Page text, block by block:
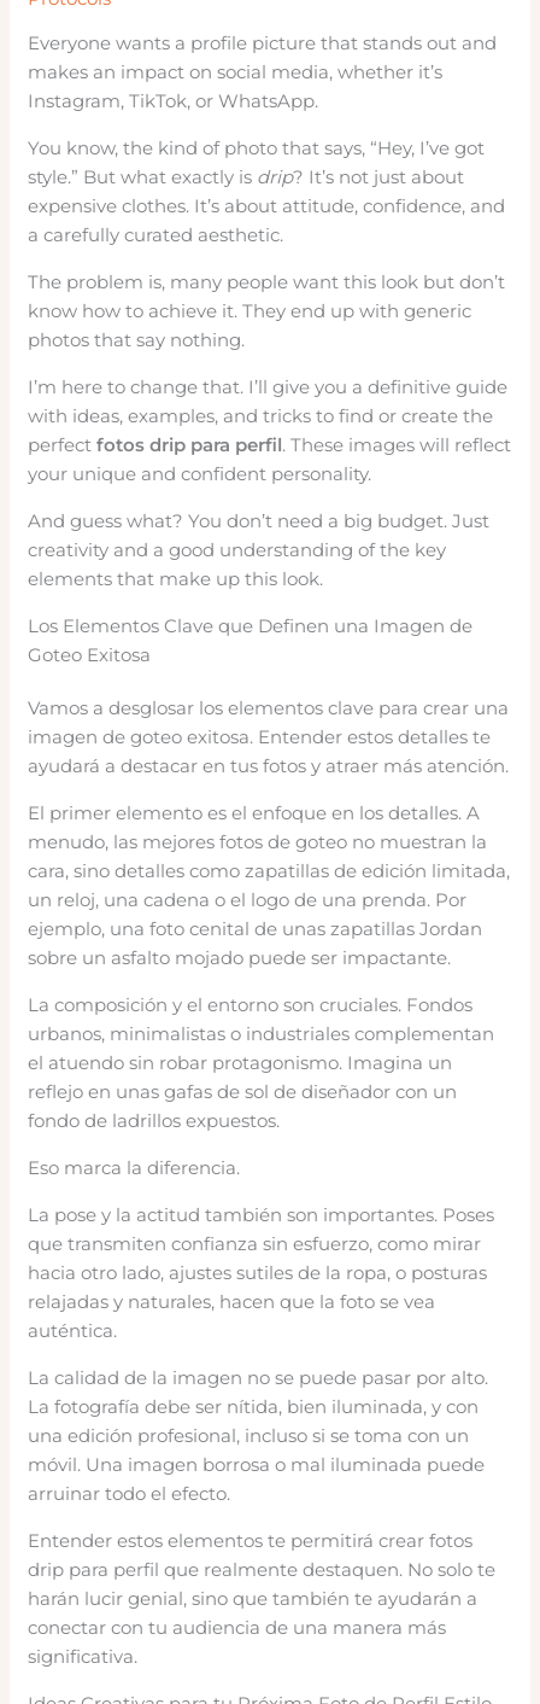
Everyone wants a profile picture that stands out and
makes an impact on social media, whether it’s
Instagram, TikTok, or WhatsApp.
You know, the kind of photo that says, “Hey, I’ve got
style.” But what exactly is drip? It’s not just about
expensive clothes. It’s about attitude, confidence, and
a carefully curated aesthetic.
The problem is, many people want this look but don’t
know how to achieve it. They end up with generic
photos that say nothing.
I’m here to change that. I’ll give you a definitive guide
with ideas, examples, and tricks to find or create the
perfectfotos drip para perfil. These images will reflect
your unique and confident personality.
And guess what? You don’t need a big budget. Just
creativity and a good understanding of the key
elements that make up this look.
Los Elementos Clave que Definen una Imagen de
Goteo Exitosa
Vamos a desglosar los elementos clave para crear una
imagen de goteo exitosa. Entender estos detalles te
ayudará a destacar en tus fotos y atraer más atención.
El primer elemento es el enfoque en los detalles. A
menudo, las mejores fotos de goteo no muestran la
cara, sino detalles como zapatillas de edición limitada,
un reloj, una cadena o el logo de una prenda. Por
ejemplo, una foto cenital de unas zapatillas Jordan
sobre un asfalto mojado puede ser impactante.
La composición y el entorno son cruciales. Fondos
urbanos, minimalistas o industriales complementan
el atuendo sin robar protagonismo. Imagina un
reflejo en unas gafas de sol de diseñador con un
fondo de ladrillos expuestos.
Eso marca la diferencia.
La pose y la actitud también son importantes. Poses
que transmiten confianza sin esfuerzo, como mirar
hacia otro lado, ajustes sutiles de la ropa, o posturas
relajadas y naturales, hacen que la foto se vea
auténtica.
La calidad de la imagen no se puede pasar por alto.
La fotografía debe ser nítida, bien iluminada, y con
una edición profesional, incluso si se toma con un
móvil. Una imagen borrosa o mal iluminada puede
arruinar todo el efecto.
Entender estos elementos te permitirá crear fotos
drip para perfil que realmente destaquen. No solo te
harán lucir genial, sino que también te ayudarán a
conectar con tu audiencia de una manera más
significativa.